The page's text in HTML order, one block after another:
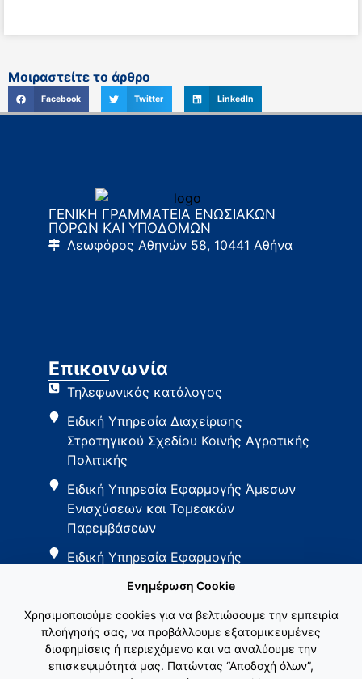
Μοιραστείτε το άρθρο
Facebook Twitter LinkedIn
ΓΕΝΙΚΗ ΓΡΑΜΜΑΤΕΙΑ ΕΝΩΣΙΑΚΩΝ
ΠΟΡΩΝ ΚΑΙ ΥΠΟΔΟΜΩΝ
Λεωφόρος Αθηνών 58, 10441 Αθήνα
Επικοινωνία
Τηλεφωνικός κατάλογος
Ειδική Υπηρεσία Διαχείρισης
Στρατηγικού Σχεδίου Κοινής Αγροτικής
Πολιτικής
Ειδική Υπηρεσία Εφαρμογής Άμεσων
Ενισχύσεων και Τομεακών
Παρεμβάσεων
Ειδική Υπηρεσία Εφαρμογής
Ενημέρωση Cookie
Χρησιμοποιούμε cookies για να βελτιώσουμε την εμπειρία
πλοήγησής σας, να προβάλλουμε εξατομικευμένες
διαφημίσεις ή περιεχόμενο και να αναλύουμε την
επισκεψιμότητά μας. Πατώντας “Αποδοχή όλων”,